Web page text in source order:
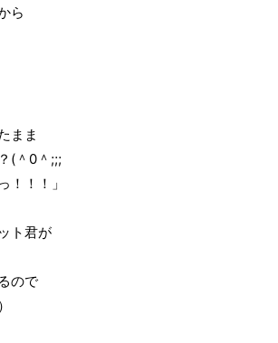
ら
まま
(＾0＾;;;
！！！」
ト君が
ので